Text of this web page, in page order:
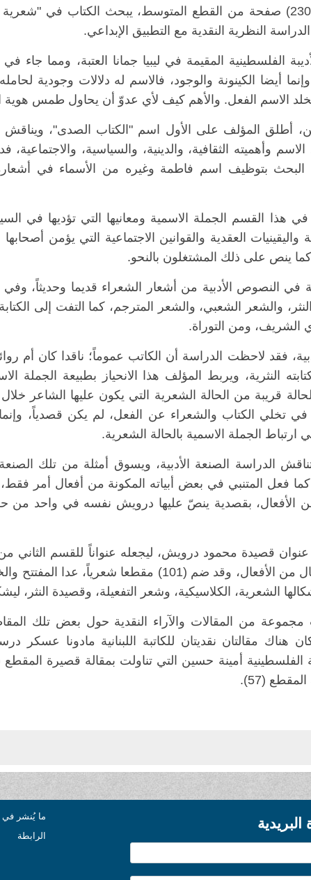
ويقع الكتاب في (230) صفحة من القطع المتوسط، يبحث الكتاب في
النظرية النقدية مع التطبيق الإبداعي.
الفلسطينية المقيمة في ليبيا جمانا العتبة، ومما جاء
أيضا الكينونة والوجود، فالاسم له دلالات وجودية
الاسم الفعل. والأهم كيف لأي عدوّ أن يحاول طمس هوية
أطلق المؤلف على الأول اسم "الكتاب الصدى"، ويناقش
وأهميته الثقافية، والدينية، والسياسية،
البحث بتوظيف اسم فاطمة وغيره من الأسماء في
هذا القسم الجملة الاسمية ومعانيها التي تؤديها في
واليقينيات العقدية والقوانين الاجتماعية التي يؤمن
كما ينص على ذلك المشتغلون بالنحو.
في النصوص الأدبية من أشعار الشعراء قديما وحديثاً،
النثر، والشعر الشعبي، والشعر المترجم، كما التفت إلى
الشريف، ومن التوراة.
فقد لاحظت الدراسة أن الكاتب عموماً؛ ناقدا كان أم
النثرية، ويربط المؤلف هذا الانحياز بطبيعة الجملة
قريبة من الحالة الشعرية التي يكون عليها الشاعر
تخلي الكتاب والشعراء عن الفعل، لم يكن قصدياً، وإنما
ارتباط الجملة الاسمية بالحالة الشعرية.
الدراسة الصنعة الأدبية، ويسوق أمثلة من تلك
كما فعل المتنبي في بعض أبياته المكونة من أفعال أمر
الأفعال، بقصدية ينصّ عليها درويش نفسه في واحد من
قصيدة محمود درويش، ليجعله عنواناً للقسم الثاني
وهو ديوان شعر خال من الأفعال، وقد ضم (101)
الشعرية، الكلاسيكية، وشعر التفعيلة، وقصيدة النثر،
من المقالات والآراء النقدية حول بعض تلك
(57).
البريدية
ما يُنشر في
الرابطة